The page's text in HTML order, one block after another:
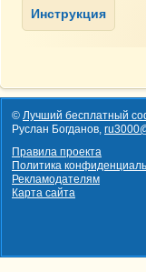
© Лучший бесплатный
Руслан Богданов,
Правила проекта
Политика
Рекламодателям
Карта сайта